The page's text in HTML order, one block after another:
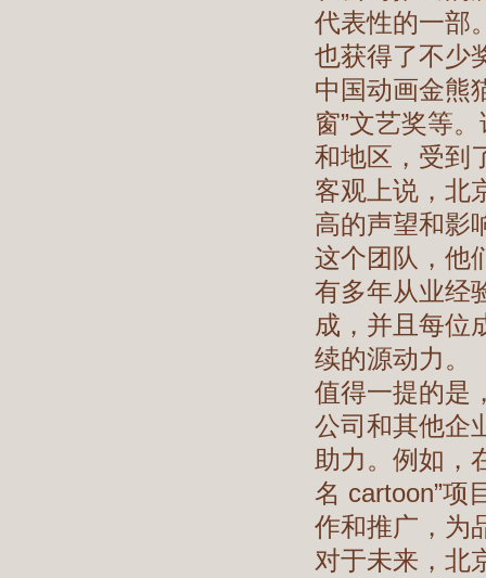
代表性的一部
也获得了不少
中国动画金熊
窗”文艺奖等
和地区，受到
客观上说，北
高的声望和影
这个团队，他
有多年从业经
成，并且每位
续的源动力。
值得一提的是
公司和其他企
助力。例如，
名 cartoon”项
作和推广，为
对于未来，北